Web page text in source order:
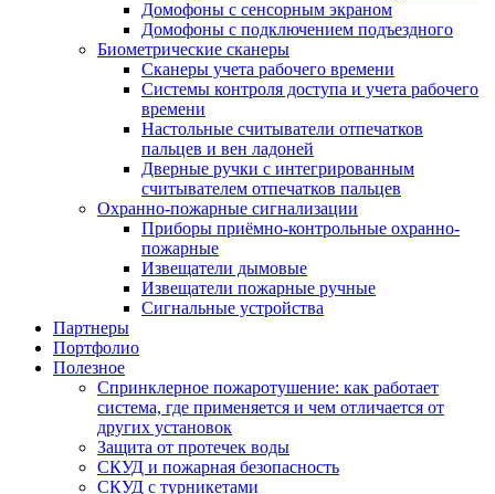
Домофоны с сенсорным экраном
Домофоны с подключением подъездного
Биометрические сканеры
Сканеры учета рабочего времени
Системы контроля доступа и учета рабочего
времени
Настольные считыватели отпечатков
пальцев и вен ладоней
Дверные ручки с интегрированным
считывателем отпечатков пальцев
Охранно-пожарные сигнализации
Приборы приёмно-контрольные охранно-
пожарные
Извещатели дымовые
Извещатели пожарные ручные
Сигнальные устройства
Партнеры
Портфолио
Полезное
Спринклерное пожаротушение: как работает
система, где применяется и чем отличается от
других установок
Защита от протечек воды
СКУД и пожарная безопасность
СКУД с турникетами